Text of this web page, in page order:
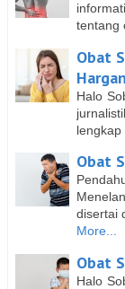
tentang
Obat
Halo
lengkap
Obat
disertai
More...
Obat
Halo